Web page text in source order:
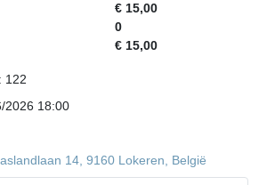
€ 15,00
0
€ 15,00
122
2026 18:00
14, 9160 Lokeren, België